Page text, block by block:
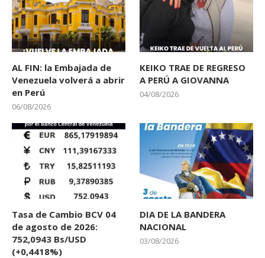
AL FIN: la Embajada de
Venezuela volverá a abrir
en Perú
06/08/2026
KEIKO TRAE DE REGRESO
A PERÚ A GIOVANNA
04/08/2026
Tasa de Cambio BCV 04
de agosto de 2026:
752,0943 Bs/USD
(+0,4418%)
DIA DE LA BANDERA
NACIONAL
03/08/2026